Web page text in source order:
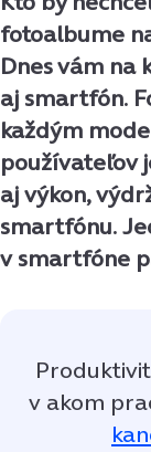
fotoalbume
Dnes vám na
aj smartfón.
každým
používateľov
aj výkon,
smartfónu.
v smartfóne
v akom